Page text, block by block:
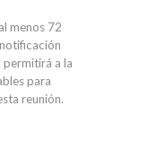
al menos 72
a la
para
reunión.